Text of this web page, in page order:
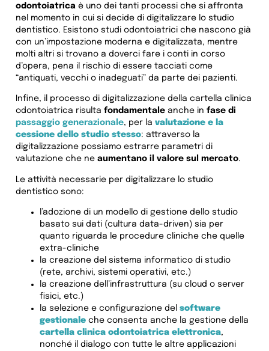
odontoiatrica è uno dei tanti processi che si affronta
nel momento in cui si decide di digitalizzare lo studio
dentistico. Esistono studi odontoiatrici che nascono già
con un’impostazione moderna e digitalizzata, mentre
molti altri si trovano a doverci fare i conti in corso
d’opera, pena il rischio di essere tacciati come
“antiquati, vecchi o inadeguati” da parte dei pazienti.
Infine, il processo di digitalizzazione della cartella clinica
odontoiatrica risulta fondamentale anche in fase di
passaggio generazionale, per la valutazione e la
cessione dello studio stesso: attraverso la
digitalizzazione possiamo estrarre parametri di
valutazione che ne aumentano il valore sul mercato.
Le attività necessarie per digitalizzare lo studio
dentistico sono:
l’adozione di un modello di gestione dello studio
basato sui dati (cultura data-driven) sia per
quanto riguarda le procedure cliniche che quelle
extra-cliniche
la creazione del sistema informatico di studio
(rete, archivi, sistemi operativi, etc.)
la creazione dell’infrastruttura (su cloud o server
fisici, etc.)
la selezione e configurazione del software
gestionale che consenta anche la gestione della
cartella clinica odontoiatrica elettronica,
nonché il dialogo con tutte le altre applicazioni